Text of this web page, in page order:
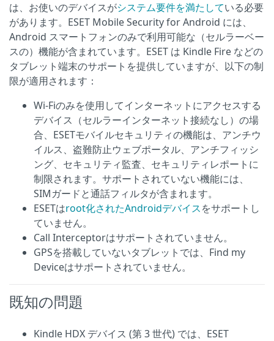
は、お使いのデバイスがシステム要件を満たしている必要
があります。ESET Mobile Security for Android には、
Android スマートフォンのみで利用可能な（セルラーベー
スの）機能が含まれています。ESET は Kindle Fire などの
タブレット端末のサポートを提供していますが、以下の制
限が適用されます：
Wi-Fiのみを使用してインターネットにアクセスする
デバイス（セルラーインターネット接続なし）の場
合、ESETモバイルセキュリティの機能は、アンチウ
イルス、盗難防止ウェブポータル、アンチフィッシ
ング、セキュリティ監査、セキュリティレポートに
制限されます。サポートされていない機能には、
SIMガードと通話フィルタが含まれます。
ESETはroot化されたAndroidデバイスをサポートし
ていません。
Call Interceptorはサポートされていません。
GPSを搭載していないタブレットでは、Find my
Deviceはサポートされていません。
既知の問題
Kindle HDX デバイス (第 3 世代) では、ESET